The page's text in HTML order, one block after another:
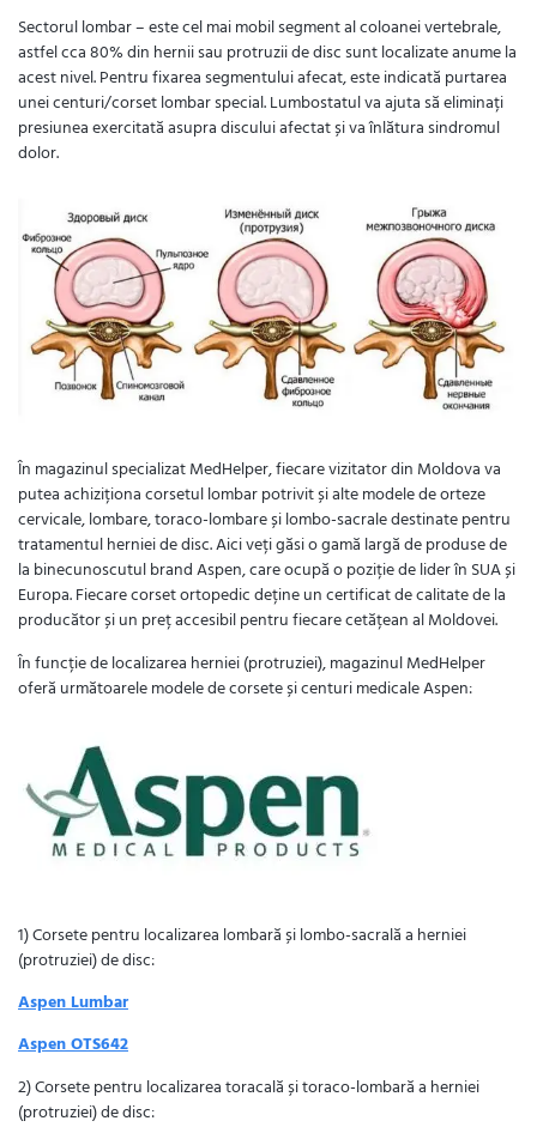
Sectorul lombar – este cel mai mobil segment al coloanei vertebrale,
astfel cca 80% din hernii sau protruzii de disc sunt localizate anume la
acest nivel. Pentru fixarea segmentului afecat, este indicată purtarea
unei centuri/corset lombar special. Lumbostatul va ajuta să eliminați
presiunea exercitată asupra discului afectat și va înlătura sindromul
dolor.
În magazinul specializat MedHelper, fiecare vizitator din Moldova va
putea achiziționa corsetul lombar potrivit și alte modele de orteze
cervicale, lombare, toraco-lombare și lombo-sacrale destinate pentru
tratamentul herniei de disc. Aici veți găsi o gamă largă de produse de
la binecunoscutul brand Aspen, care ocupă o poziție de lider în SUA și
Europa. Fiecare corset ortopedic deține un certificat de calitate de la
producător și un preț accesibil pentru fiecare cetățean al Moldovei.
În funcție de localizarea herniei (protruziei), magazinul MedHelper
oferă următoarele modele de corsete și centuri medicale Aspen:
1) Corsete pentru localizarea lombară și lombo-sacrală a herniei
(protruziei) de disc:
Aspen Lumbar
Aspen OTS642
2) Corsete pentru localizarea toracală și toraco-lombară a herniei
(protruziei) de disc: